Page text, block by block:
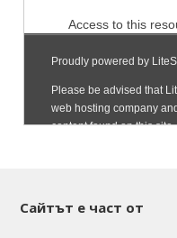
Сайтът е част от